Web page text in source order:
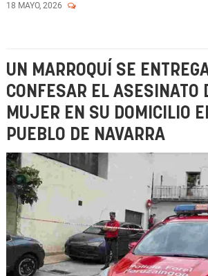
18 MAYO, 2026
UN MARROQUÍ SE
CONFESAR EL ASESINATO
MUJER EN SU DOMICILIO
PUEBLO DE NAVARRA